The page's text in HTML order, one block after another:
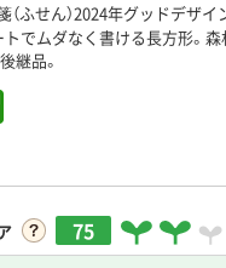
ふせん）2024年グッドデザイ
でムダなく書ける長方形。
継品。
75